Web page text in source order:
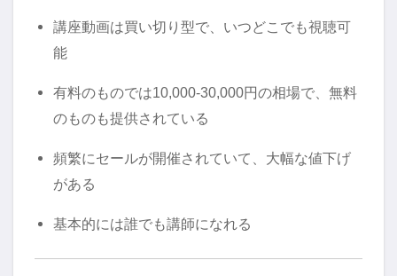
講座動画は買い切り型で、いつどこでも視聴可
能
有料のものでは10,000-30,000円の相場で、無料
のものも提供されている
頻繁にセールが開催されていて、大幅な値下げ
がある
基本的には誰でも講師になれる